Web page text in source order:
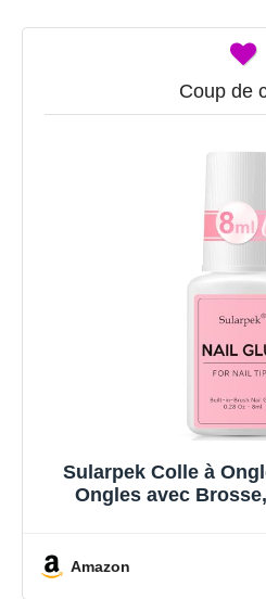
Coup de
Sularpek Colle à
Ongles avec
Faux,
Amazon